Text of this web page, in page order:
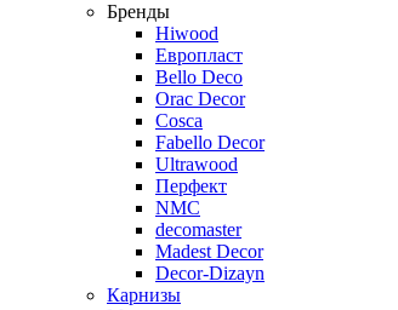
Бренды
Hiwood
Европласт
Bello Deco
Orac Decor
Cosca
Fabello Decor
Ultrawood
Перфект
NMC
decomaster
Madest Decor
Decor-Dizayn
Карнизы